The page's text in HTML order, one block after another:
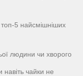
5 найсмішніших
людини чи хворого
чайки не